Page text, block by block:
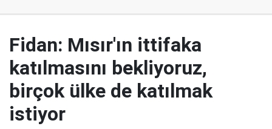
Fidan: Mısır'ın ittifaka
katılmasını bekliyoruz,
birçok ülke de katılmak
istiyor